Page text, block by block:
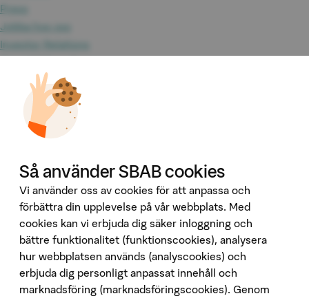
Press
Jobba hos oss
Investor Relations
Tillgänglighet
Våra tjänster
Booli Pro
Developer Portal
Ladda ner vår app
App Store
Google Play
Följ oss på sociala medier
Så använder SBAB cookies
Vi använder oss av cookies för att anpassa och
förbättra din upplevelse på vår webbplats. Med
cookies kan vi erbjuda dig säker inloggning och
bättre funktionalitet (funktionscookies), analysera
hur webbplatsen används (analyscookies) och
erbjuda dig personligt anpassat innehåll och
marknadsföring (marknadsföringscookies). Genom